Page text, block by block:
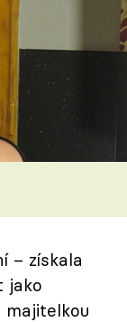
– získala
jako
majitelkou